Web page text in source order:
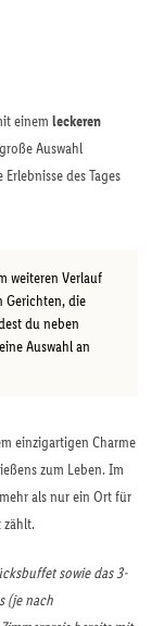
einem leckeren
Auswahl
des Tages
weiteren Verlauf
Gerichten, die
du neben
Auswahl an
einzigartigen Charme
zum Leben. Im
als nur ein Ort für
sowie das 3-
(je nach